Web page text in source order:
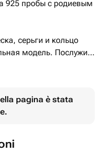
925 пробы с родиевым
серьги и кольцо
модель. Послужит
любой образ
pagina è stata